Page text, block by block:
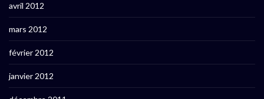
avril 2012
mars 2012
février 2012
janvier 2012